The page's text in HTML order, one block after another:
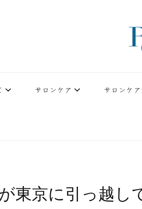
サロンケア サロンケ
東京に引っ越し